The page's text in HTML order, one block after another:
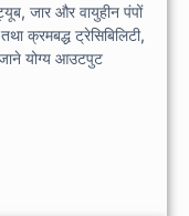
जार और वायुहीन पंपों
क्रमबद्ध ट्रेसिबिलिटी,
योग्य आउटपुट